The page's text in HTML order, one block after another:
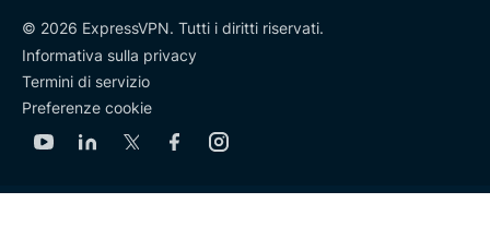
© 2026 ExpressVPN. Tutti i diritti riservati.
Informativa sulla privacy
Termini di servizio
Preferenze cookie